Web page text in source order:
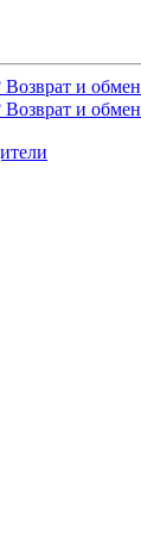
Возврат и обмен
Возврат и обмен